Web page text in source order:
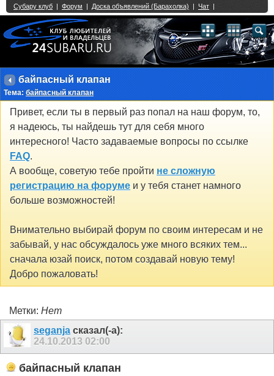
байпасный клапан
Тема: байпасный клапан
Привет, если ты в первый раз попал на наш форум, то,
я надеюсь, ты найдешь тут для себя много
интересного! Часто задаваемые вопросы по ссылке
FAQ.
А вообще, советую тебе пройти не сложную
регистрацию на форуме и у тебя станет намного
больше возможностей!
Внимательно выбирай форум по своим интересам и не
забывай, у нас обсуждалось уже много всяких тем...
сначала юзай поиск, потом создавай новую тему!
Добро пожаловать!
Метки: Нет
seganja сказал(-а):
24.10.2013 02:00
байпасный клапан
Single Sign On provided byvBSSO
2 3 4 5 6 7 8 9 10 11 12 13 14 15 16 17 18 21 22 23 24 25 26
27 28 29 30 31 32 33 34 35 36 37 38 39 40 41 42 43